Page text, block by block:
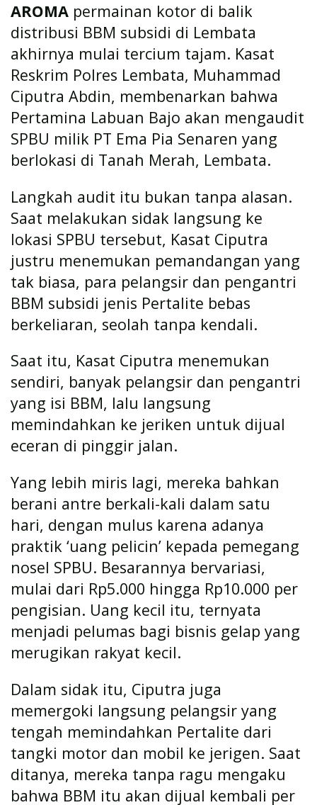
AROMA permainan kotor di balik
distribusi BBM subsidi di Lembata
akhirnya mulai tercium tajam. Kasat
Reskrim Polres Lembata, Muhammad
Ciputra Abdin, membenarkan bahwa
Pertamina Labuan Bajo akan mengaudit
SPBU milik PT Ema Pia Senaren yang
berlokasi di Tanah Merah, Lembata.
Langkah audit itu bukan tanpa alasan.
Saat melakukan sidak langsung ke
lokasi SPBU tersebut, Kasat Ciputra
justru menemukan pemandangan yang
tak biasa, para pelangsir dan pengantri
BBM subsidi jenis Pertalite bebas
berkeliaran, seolah tanpa kendali.
Saat itu, Kasat Ciputra menemukan
sendiri, banyak pelangsir dan pengantri
yang isi BBM, lalu langsung
memindahkan ke jeriken untuk dijual
eceran di pinggir jalan.
Yang lebih miris lagi, mereka bahkan
berani antre berkali-kali dalam satu
hari, dengan mulus karena adanya
praktik ‘uang pelicin’ kepada pemegang
nosel SPBU. Besarannya bervariasi,
mulai dari Rp5.000 hingga Rp10.000 per
pengisian. Uang kecil itu, ternyata
menjadi pelumas bagi bisnis gelap yang
merugikan rakyat kecil.
Dalam sidak itu, Ciputra juga
memergoki langsung pelangsir yang
tengah memindahkan Pertalite dari
tangki motor dan mobil ke jerigen. Saat
ditanya, mereka tanpa ragu mengaku
bahwa BBM itu akan dijual kembali per